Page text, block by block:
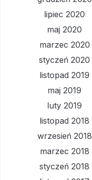
lipiec 2020
maj 2020
marzec 2020
styczeń 2020
listopad 2019
maj 2019
luty 2019
listopad 2018
wrzesień 2018
marzec 2018
styczeń 2018